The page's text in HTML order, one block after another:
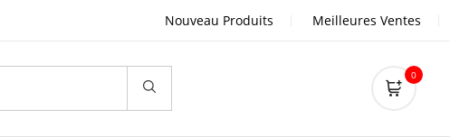
Nouveau Produits Meilleures Ventes
0